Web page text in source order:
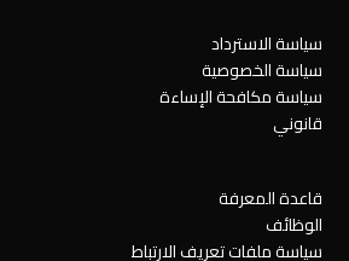
سياسة الاسترداد
سياسة الخصوصية
سياسة مكافحة الإساءة
قانوني
قاعدة المعرفة
الوظائف
سياسة ملفات تعريف الارتباط